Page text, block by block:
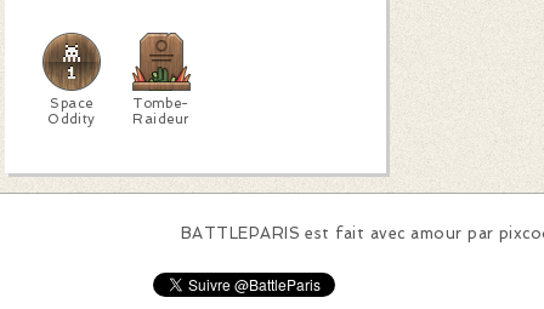
Space
Oddity
Tombe-
Raideur
BATTLEPARIS est fait avec amour par